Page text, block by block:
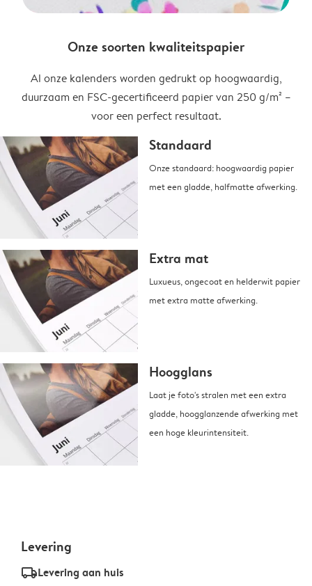
Onze soorten kwaliteitspapier
Al onze kalenders worden gedrukt op hoogwaardig,
duurzaam en FSC-gecertificeerd papier van 250 g/m² –
voor een perfect resultaat.
Standaard
Onze standaard: hoogwaardig papier
met een gladde, halfmatte afwerking.
Extra mat
Luxueus, ongecoat en helderwit papier
met extra matte afwerking.
Hoogglans
Laat je foto's stralen met een extra
gladde, hoogglanzende afwerking met
een hoge kleurintensiteit.
Levering
delivery_standard_v2Levering aan huis